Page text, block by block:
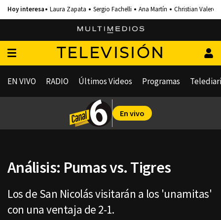
Laura Zapata Sergio Fachelli Ana Martín Christian Valero
TELEVISIÓN
EN VIVO RADIO Últimos Videos Programas
En vivo
Análisis: Pumas vs. Tigres
Los de San Nicolás visitarán a los 'unamitas'
con una ventaja de 2-1.